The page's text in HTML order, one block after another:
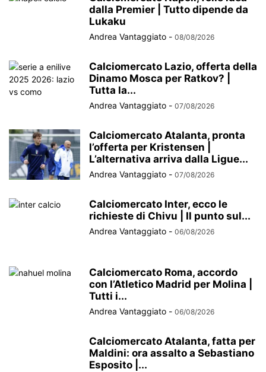
dalla Premier | Tutto dipende da
Lukaku
Andrea Vantaggiato - 08/08/2026
Calciomercato Lazio, offerta della
Dinamo Mosca per Ratkov? |
Tutta la...
Andrea Vantaggiato - 07/08/2026
Calciomercato Atalanta, pronta
l’offerta per Kristensen |
L’alternativa arriva dalla Ligue...
Andrea Vantaggiato - 07/08/2026
Calciomercato Inter, ecco le
richieste di Chivu | Il punto sul...
Andrea Vantaggiato - 06/08/2026
Calciomercato Roma, accordo
con l’Atletico Madrid per Molina |
Tutti i...
Andrea Vantaggiato - 06/08/2026
Calciomercato Atalanta, fatta per
Maldini: ora assalto a Sebastiano
Esposito |...